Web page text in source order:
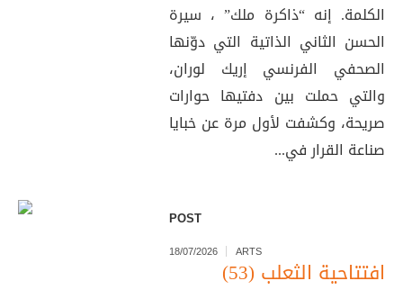
الكلمة. إنه “ذاكرة ملك” ، سيرة
الحسن الثاني الذاتية التي دوّنها
الصحفي الفرنسي إريك لوران،
والتي حملت بين دفتيها حوارات
صريحة، وكشفت لأول مرة عن خبايا
صناعة القرار في...
POST
18/07/2026 ARTS
افتتاحية الثعلب (53)